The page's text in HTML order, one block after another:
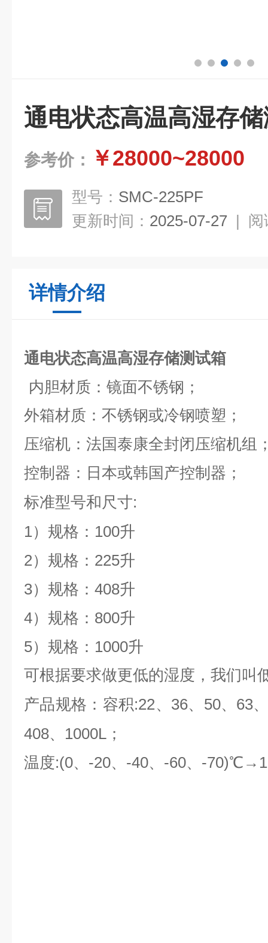
通电状态高温高湿存
参考价： ￥28000~28000
型号： SMC-225PF
更新时间： 2025-07-27 | 阅
详情介绍
通电状态高温高湿存储测试箱
内胆材质：镜面不锈钢；
外箱材质：不锈钢或冷钢喷塑；
压缩机：法国泰康全封闭压缩机组
控制器：日本或韩国产控制器；
标准型号和尺寸:
1）规格：100升
2）规格：225升
3）规格：408升
4）规格：800升
5）规格：1000升
可根据要求做更低的湿度，我们叫
产品规格：容积:22、36、50、63
408、1000L；
温度:(0、-20、-40、-60、-